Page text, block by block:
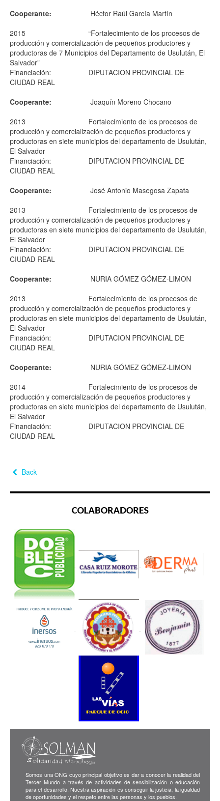
Cooperante:
Héctor Raúl García Martín
2015
“Fortalecimiento de los procesos de
producción y comercialización de pequeños productores y
productoras de 7 Municipios del Departamento de Usulután, El
Salvador”
Financiación:
DIPUTACION PROVINCIAL DE
CIUDAD REAL
Cooperante:
Joaquín Moreno Chocano
2013
Fortalecimiento de los procesos de
producción y comercialización de pequeños productores y
productoras en siete municipios del departamento de Usulután,
El Salvador
Financiación:
DIPUTACION PROVINCIAL DE
CIUDAD REAL
Cooperante:
José Antonio Masegosa Zapata
2013
Fortalecimiento de los procesos de
producción y comercialización de pequeños productores y
productoras en siete municipios del departamento de Usulután,
El Salvador
Financiación:
DIPUTACION PROVINCIAL DE
CIUDAD REAL
Cooperante:
NURIA GÓMEZ GÓMEZ-LIMON
2013
Fortalecimiento de los procesos de
producción y comercialización de pequeños productores y
productoras en siete municipios del departamento de Usulután,
El Salvador
Financiación:
DIPUTACION PROVINCIAL DE
CIUDAD REAL
Cooperante:
NURIA GÓMEZ GÓMEZ-LIMON
2014
Fortalecimiento de los procesos de
producción y comercialización de pequeños productores y
productoras en siete municipios del departamento de Usulután,
El Salvador
Financiación:
DIPUTACION PROVINCIAL DE
CIUDAD REAL
Back
COLABORADORES
Somos una ONG cuyo principal objetivo es dar a conocer la realidad del
Tercer Mundo a través de actividades de sensibilización o educación
para el desarrollo. Nuestra aspiración es conseguir la justicia, la igualdad
de oportunidades y el respeto entre las personas y los pueblos.